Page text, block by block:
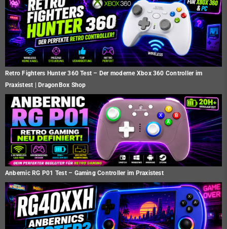
Retro Fighters Hunter 360 Test – Der moderne Xbox 360 Controller im
Praxistest | DragonBox Shop
Anbernic RG P01 Test – Gaming Controller im Praxistest